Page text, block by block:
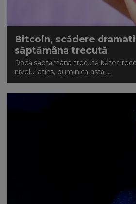
Bitcoin, scădere
săptămâna trecută
Dacă săptămâna trecută bătea
nivelul atins, duminica asta ...